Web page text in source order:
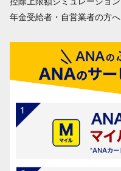
年金受給者・自営業者の方へ